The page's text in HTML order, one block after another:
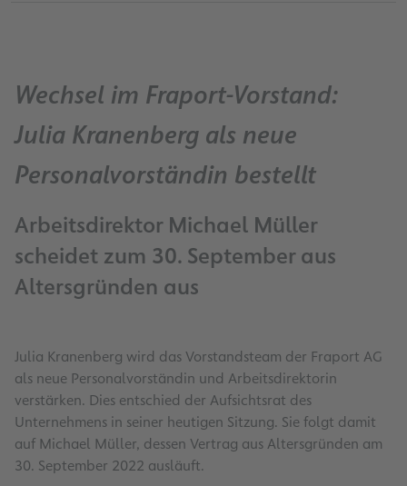
Wechsel im Fraport-Vorstand:
Julia Kranenberg als neue
Personalvorständin bestellt
Arbeitsdirektor Michael Müller
scheidet zum 30. September aus
Altersgründen aus
Julia Kranenberg wird das Vorstandsteam der Fraport AG
als neue Personalvorständin und Arbeitsdirektorin
verstärken. Dies entschied der Aufsichtsrat des
Unternehmens in seiner heutigen Sitzung. Sie folgt damit
auf Michael Müller, dessen Vertrag aus Altersgründen am
30. September 2022 ausläuft.